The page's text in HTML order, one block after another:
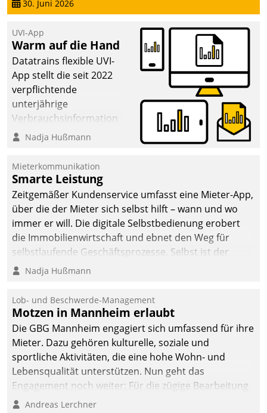
30. Juni 2026
UVI-App
Warm auf die Hand
Datatrains flexible UVI-
App stellt die seit 2022
verpflichtende
unterjährige
Verbrauchsinformation
schnell, zuverlässig und
Die monatlichen
Mitteilungen zum
Heizungs- und
Wasserverbrauch gehen
automatisiert, vollständig
und auf Wunsch über
mehrere zuvor
Kommunikationswege bei
Nadja Hußmann
Mieterkommunikation
Smarte Leistung
Zeitgemäßer Kundenservice umfasst eine Mieter-App,
über die der Mieter sich selbst hilft – wann und wo
immer er will. Die digitale Selbstbedienung erobert
die Immobilienwirtschaft und ebnet den Weg für
selbstlaufende Geschäftsprozesse. Selbst ist der
Kunde und smart der Serviceanbieter.
Nadja Hußmann
Lob- und Beschwerde-Management
Motzen in Mannheim erlaubt
Die GBG Mannheim engagiert sich umfassend für ihre
Mieter. Dazu gehören kulturelle, soziale und
sportliche Aktivitäten, die eine hohe Wohn- und
Lebensqualität unterstützen. Nun geht das
Engagement noch weiter: Für die zügige Bearbeitung
von Beschwerden – oder Lob – richtet das
Andreas Lerchner